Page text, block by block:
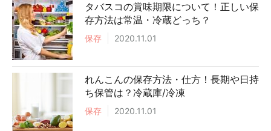
タバスコの賞味期限について！正しい保
存方法は常温・冷蔵どっち？
保存 2020.11.01
れんこんの保存方法・仕方！長期や日持
ち保管は？冷蔵庫/冷凍
保存 2020.11.01